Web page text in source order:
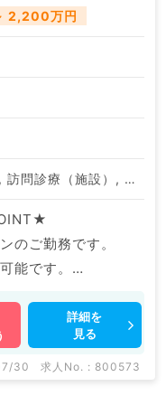
2,200万円
一般外来, 病棟管理, 訪問診療（施設）, 一般健診・人間ドック
のご勤務です。
能です。
ックなどの医療機
求人も多数扱ってい
詳細を
見る
30 求人No. : 800573